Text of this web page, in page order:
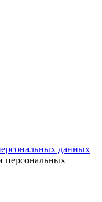
данных
персональных